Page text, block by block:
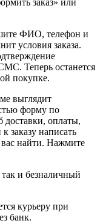
ФИО, телефон и
условия заказа.
Теперь останется
покупке.
выглядит
форму по
доставки, оплаты,
заказу написать
найти. Нажмите
и безналичный
курьеру при
банк.